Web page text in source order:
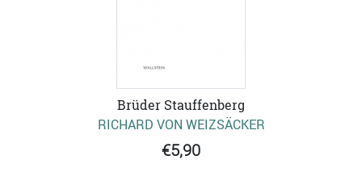
Brüder Stauffenberg
RICHARD VON WEIZSÄCKER
€5,90